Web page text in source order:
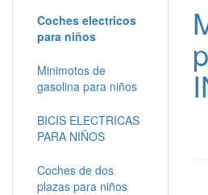
Coches electricos
para niños
Minimotos de
gasolina para niños
BICIS ELECTRICAS
PARA NIÑOS
Coches de dos
plazas para niños